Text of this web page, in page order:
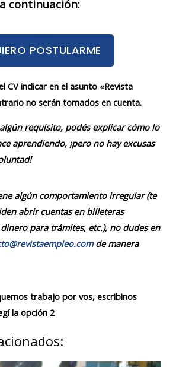
continuación:
POSTULARME
CV indicar en el asunto «Revista
no serán tomados en cuenta.
requisito, podés explicar cómo lo
aprendiendo, ¡pero no hay excusas
algún comportamiento irregular (te
abrir cuentas en billeteras
para trámites, etc.), no dudes en
de manera
trabajo por vos, escribinos
la opción 2